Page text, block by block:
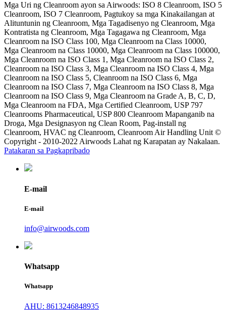
Mga Uri ng Cleanroom ayon sa Airwoods: ISO 8 Cleanroom, ISO 5
Cleanroom, ISO 7 Cleanroom, Pagtukoy sa mga Kinakailangan at
Alituntunin ng Cleanroom, Mga Tagadisenyo ng Cleanroom, Mga
Kontratista ng Cleanroom, Mga Tagagawa ng Cleanroom, Mga
Cleanroom na ISO Class 100, Mga Cleanroom na Class 10000,
Mga Cleanroom na Class 10000, Mga Cleanroom na Class 100000,
Mga Cleanroom na ISO Class 1, Mga Cleanroom na ISO Class 2,
Cleanroom na ISO Class 3, Mga Cleanroom na ISO Class 4, Mga
Cleanroom na ISO Class 5, Cleanroom na ISO Class 6, Mga
Cleanroom na ISO Class 7, Mga Cleanroom na ISO Class 8, Mga
Cleanroom na ISO Class 9, Mga Cleanroom na Grade A, B, C, D,
Mga Cleanroom na FDA, Mga Certified Cleanroom, USP 797
Cleanrooms Pharmaceutical, USP 800 Cleanroom Mapanganib na
Droga, Mga Designasyon ng Clean Room, Pag-install ng
Cleanroom, HVAC ng Cleanroom, Cleanroom Air Handling Unit ©
Copyright - 2010-2022 Airwoods Lahat ng Karapatan ay Nakalaan.
Patakaran sa Pagkapribado
E-mail
E-mail
info@airwoods.com
Whatsapp
Whatsapp
AHU: 8613246848935